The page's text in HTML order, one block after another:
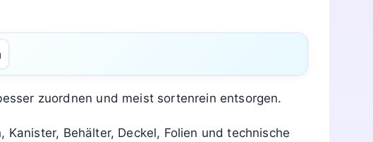
zuordnen und meist sortenrein entsorgen.
Behälter, Deckel, Folien und technische